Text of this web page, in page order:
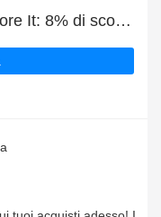
Risparmi quotidiani per Maggiore It: 8% di sconto, omaggi e altro